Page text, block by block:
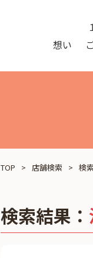
想い
TOP 店舗検索 検
検索結果：